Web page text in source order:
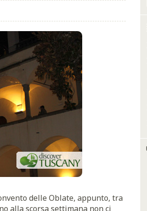
delle Oblate, appunto, tra
alla scorsa settimana non ci